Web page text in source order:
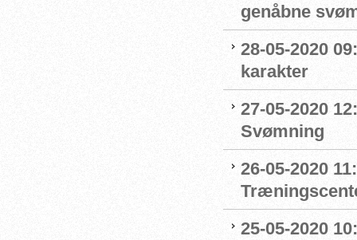
genåbne
28-05-2020
karakter
27-05-2020
Svømning
26-05-2020
25-05-2020